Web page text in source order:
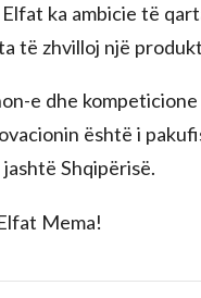
ka ambicie të
të zhvilloj një
e dhe
është i
Shqipërisë.
Mema!